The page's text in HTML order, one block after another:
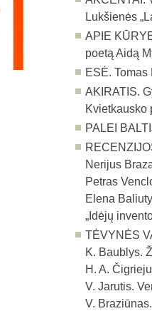
Lukšienės
APIE
poetą Aidą
ESĖ. Tomas
AKIRATIS.
Kvietkausko
PALEI
Nerijus
Petras
Elena
„Idėjų
TĖVYNĖS
K. Baublys.
H. A.
V. Jarutis.
V.